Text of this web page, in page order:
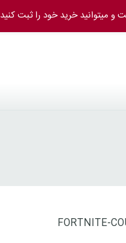
FORTNITE-
میتوانید خرید خود را ثبت کنید